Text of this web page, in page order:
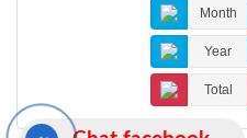
Month
Year
Total